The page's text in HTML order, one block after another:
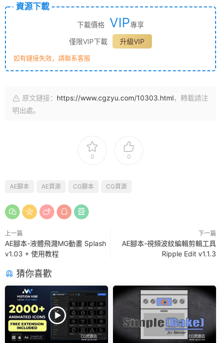
資源下載
下載價格 VIP專享
僅限VIP下載
升級VIP
如有鏈接失效，請聯系客服
原文鏈接： https://www.cgzyu.com/10303.html，轉載請注
明出處。
0 0
AE腳本 AE資源 CG腳本 CG資源
上一篇
AE腳本-液體飛濺MG動畫 Splash
v1.03 + 使用教程
下一篇
AE腳本-視頻波紋編輯剪輯工具
Ripple Edit v1.1.3
猜你喜歡